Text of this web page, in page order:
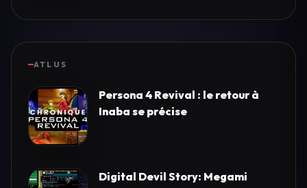
ATLUS
Persona 4 Revival : le retour à
Inaba se précise
Digital Devil Story: Megami